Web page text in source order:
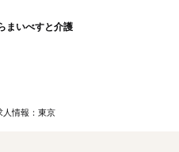
まいべすと介護
人情報：東京